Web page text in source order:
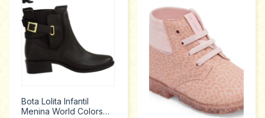
Bota Lolita Infantil
Menina World Colors